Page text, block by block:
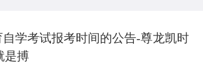
学考试报考时间的公告-尊龙凯时
是搏